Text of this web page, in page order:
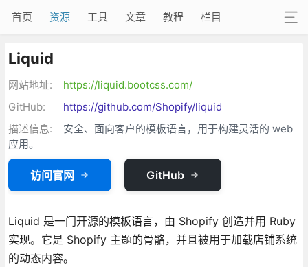
首页 资源 工具 文章 教程 栏目
Liquid
网站地址:
https://liquid.bootcss.com/
GitHub:
https://github.com/Shopify/liquid
描述信息:
安全、面向客户的模板语言，用于构建灵活的 web
应用。
访问官网 GitHub
Liquid 是一门开源的模板语言，由 Shopify 创造并用 Ruby
实现。它是 Shopify 主题的骨骼，并且被用于加载店铺系统
的动态内容。